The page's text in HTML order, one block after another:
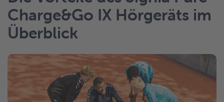
Charge&Go IX Hörgeräts im
Überblick